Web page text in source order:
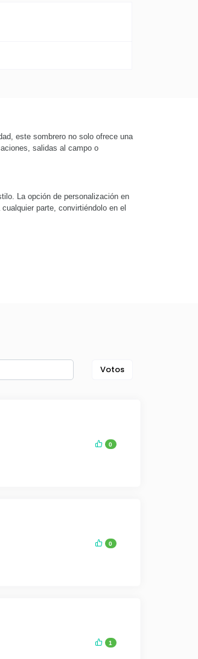
este sombrero no solo ofrece una
salidas al campo o
La opción de personalización en
parte, convirtiéndolo en el
Votos
0
0
1